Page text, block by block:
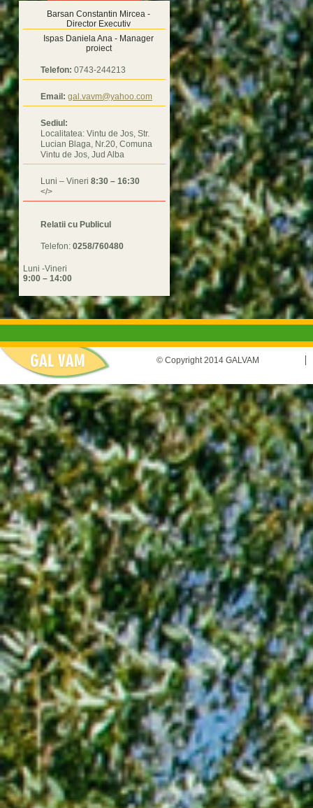
Barsan Constantin Mircea -
Director Executiv
Ispas Daniela Ana - Manager
proiect
Telefon: 0743-244213
Email: gal.vavm@yahoo.com
Sediul:
Localitatea: Vintu de Jos, Str.
Lucian Blaga, Nr.20, Comuna
Vintu de Jos, Jud Alba
Luni – Vineri 8:30 – 16:30
</>
Relatii cu Publicul
Telefon: 0258/760480
Luni -Vineri
9:00 – 14:00
© Copyright 2014 GALVAM